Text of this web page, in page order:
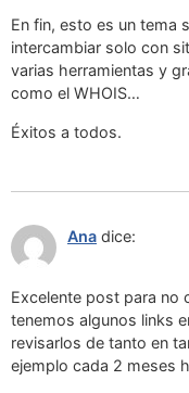
En fin, esto es un tema
intercambiar solo con
varias herramientas y
como el WHOIS…
Éxitos a todos.
Ana dice:
Excelente post para no
tenemos algunos links
revisarlos de tanto en
ejemplo cada 2 meses